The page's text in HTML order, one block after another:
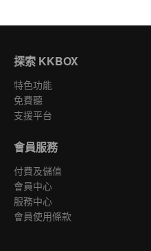
探索 KKBOX
特色功能
免費聽
支援平台
會員服務
付費及儲值
會員中心
服務中心
會員使用條款